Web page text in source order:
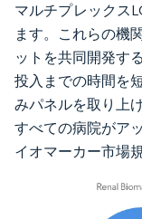
マルチプレックス
ます。これらの機
ットを共同開発す
投入までの時間を
みパネルを取り上
すべての病院がア
イオマーカー市場